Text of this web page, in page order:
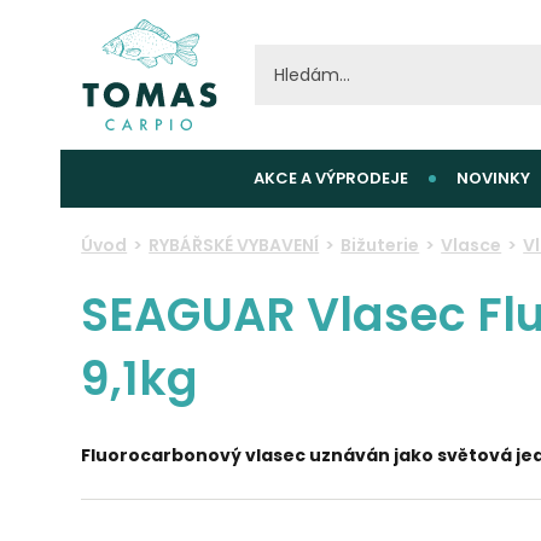
AKCE A VÝPRODEJE NOVINKY
Úvod RYBÁŘSKÉ VYBAVENÍ Bižuterie Vlasce
SEAGUAR Vlasec
9,1kg
Fluorocarbonový vlasec uznáván jako světová